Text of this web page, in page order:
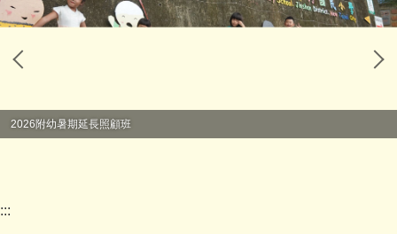
區
2026附幼暑期延長照顧班
:::